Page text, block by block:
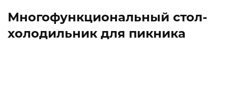
Многофункциональный стол-
холодильник для пикника